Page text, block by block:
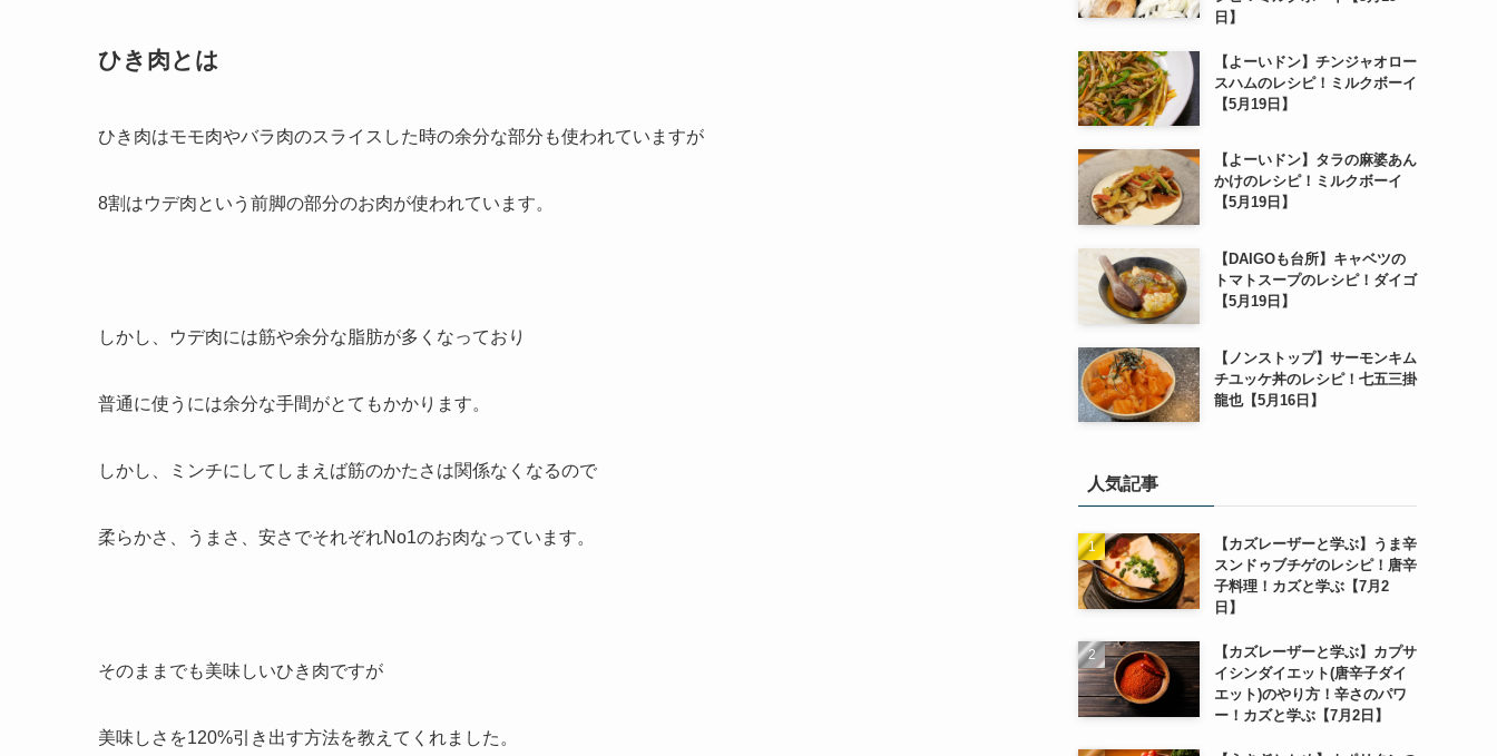
ひき肉とは
ひき肉はモモ肉やバラ肉のスライスした時の余分な部分も使われていますが
8割はウデ肉という前脚の部分のお肉が使われています。
しかし、ウデ肉には筋や余分な脂肪が多くなっており
普通に使うには余分な手間がとてもかかります。
しかし、ミンチにしてしまえば筋のかたさは関係なくなるので
柔らかさ、うまさ、安さでそれぞれNo1のお肉なっています。
そのままでも美味しいひき肉ですが
美味しさを120%引き出す方法を教えてくれました。
日】
【よーいドン】チンジャオロー
スハムのレシピ！ミルクボーイ
【5月19日】
【よーいドン】タラの麻婆あん
かけのレシピ！ミルクボーイ
【5月19日】
【DAIGOも台所】キャベツの
トマトスープのレシピ！ダイゴ
【5月19日】
【ノンストップ】サーモンキム
チユッケ丼のレシピ！七五三掛
龍也【5月16日】
人気記事
【カズレーザーと学ぶ】うま辛
スンドゥブチゲのレシピ！唐辛
子料理！カズと学ぶ【7月2
日】
【カズレーザーと学ぶ】カプサ
イシンダイエット(唐辛子ダイ
エット)のやり方！辛さのパワ
ー！カズと学ぶ【7月2日】